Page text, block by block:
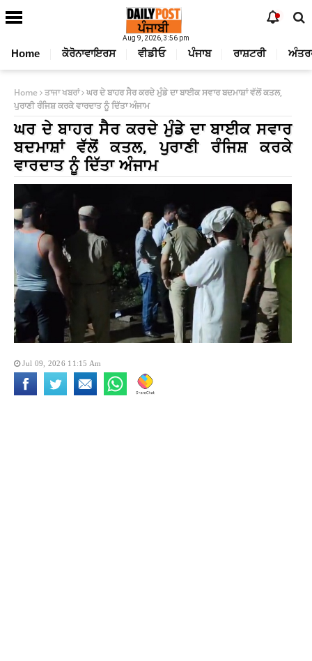
Aug 9, 2026, 3:56 pm
Home ਕੋਰੋਨਾਵਾਇਰਸ ਵੀਡੀਓ ਪੰਜਾਬ ਰਾਸ਼ਟਰੀ
Home ਤਾਜਾ ਖਬਰਾਂ ਘਰ ਦੇ ਬਾਹਰ ਸੈਰ ਕਰਦੇ ਮੁੰਡੇ ਦਾ ਬਾਈਕ ਸਵਾਰ ਬਦਮਾਸ਼ਾਂ ਵੱਲੋਂ ਕਤਲ,
ਪੁਰਾਣੀ ਰੰਜਿਸ਼ ਕਰਕੇ ਵਾਰਦਾਤ ਨੂੰ ਦਿੱਤਾ ਅੰਜਾਮ
ਘਰ ਦੇ ਬਾਹਰ ਸੈਰ ਕਰਦੇ ਮੁੰਡੇ ਦਾ ਬਾਈਕ ਸਵਾਰ
ਬਦਮਾਸ਼ਾਂ ਵੱਲੋਂ ਕਤਲ, ਪੁਰਾਣੀ ਰੰਜਿਸ਼ ਕਰਕੇ
ਵਾਰਦਾਤ ਨੂੰ ਦਿੱਤਾ ਅੰਜਾਮ
Jul 09, 2026 11:15 Am